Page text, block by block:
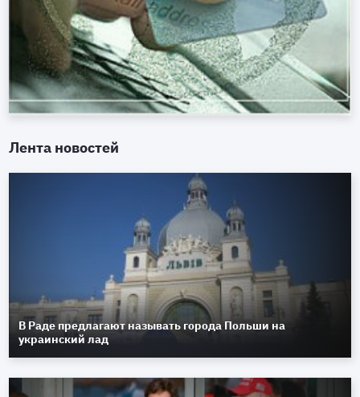
Лента новостей
В Раде предлагают называть города Польши на
украинский лад